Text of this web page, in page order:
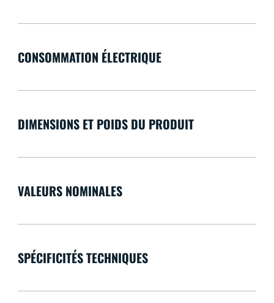
CONSOMMATION ÉLECTRIQUE
DIMENSIONS ET POIDS DU PRODUIT
VALEURS NOMINALES
SPÉCIFICITÉS TECHNIQUES